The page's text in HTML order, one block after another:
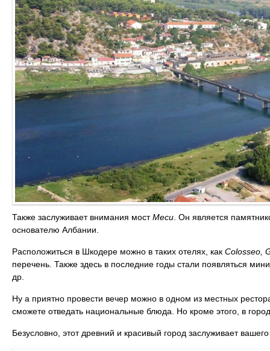
Также заслуживает внимания мостМеси . Он является
основателю Албании.
Расположиться в Шкодере можно в таких отелях, как Colosseo
перечень. Также здесь в последние годы стали появляться
др.
Ну а приятно провести вечер можно в одном из местных
сможете отведать национальные блюда. Но кроме этого, в
Безусловно, этот древний и красивый город заслуживает